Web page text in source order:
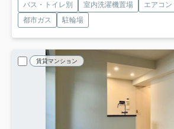
バス・トイレ別 室内洗濯機置場 エアコン
都市ガス
駐輪場
賃貸マンション